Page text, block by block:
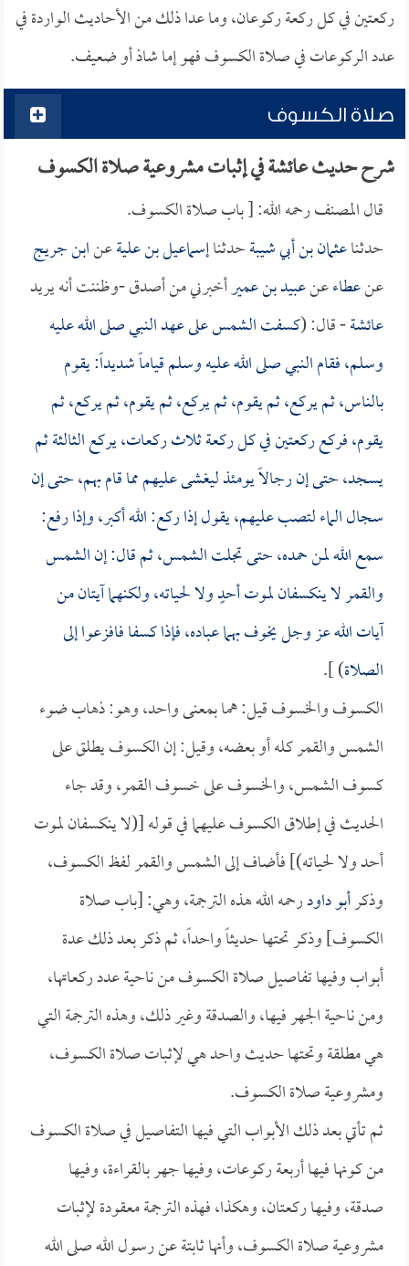
ركعتين في كل ركعة ركوعان، وما عدا ذلك من الأحاديث الواردة في
عدد الركوعات في صلاة الكسوف فهو إما شاذ أو ضعيف.
صلاة الكسوف
شرح حديث عائشة في إثبات مشروعية صلاة الكسوف
قال المصنف رحمه الله: [ باب صلاة الكسوف.
حدثناعثمان بن أبي شيبةحدثناإسماعيل بن عليةعنابن جريج
عنعطاءعنعبيد بن عميرأخبرني من أصدق -وظننت أنه يريد
عائشة- قال: (كسفت الشمس على عهد النبي صلى الله عليه
وسلم، فقام النبي صلى الله عليه وسلم قياماً شديداً: يقوم
بالناس، ثم يركع، ثم يقوم، ثم يركع، ثم يقوم، ثم يركع، ثم
يقوم، فركع ركعتين في كل ركعة ثلاث ركعات، يركع الثالثة ثم
يسجد، حتى إن رجالاً يومئذ ليغشى عليهم مما قام بهم، حتى إن
سجال الماء لتصب عليهم، يقول إذا ركع: الله أكبر، وإذا رفع:
سمع الله لمن حمده، حتى تجلت الشمس، ثم قال: إن الشمس
والقمر لا ينكسفان لموت أحدٍ ولا لحياته، ولكنهما آيتان من
آيات الله عز وجل يخوف بهما عباده، فإذا كسفا فافزعوا إلى
الصلاة) ].
الكسوف والخسوف قيل: هما بمعنى واحد، وهو: ذهاب ضوء
الشمس والقمر كله أو بعضه، وقيل: إن الكسوف يطلق على
كسوف الشمس، والخسوف على خسوف القمر، وقد جاء
الحديث في إطلاق الكسوف عليهما في قوله [(لا ينكسفان لموت
أحد ولا لحياته)] فأضاف إلى الشمس والقمر لفظ الكسوف،
وذكرأبو داودرحمه الله هذه الترجمة، وهي: [باب صلاة
الكسوف] وذكر تحتها حديثاً واحداً، ثم ذكر بعد ذلك عدة
أبواب وفيها تفاصيل صلاة الكسوف من ناحية عدد ركعاتها،
ومن ناحية الجهر فيها، والصدقة وغير ذلك، وهذه الترجمة التي
هي مطلقة وتحتها حديث واحد هي لإثبات صلاة الكسوف،
ومشروعية صلاة الكسوف.
ثم تأتي بعد ذلك الأبواب التي فيها التفاصيل في صلاة الكسوف
من كونها فيها أربعة ركوعات، وفيها جهر بالقراءة، وفيها
صدقة، وفيها ركعتان، وهكذا، فهذه الترجمة معقودة لإثبات
مشروعية صلاة الكسوف، وأنها ثابتة عن رسول الله صلى الله